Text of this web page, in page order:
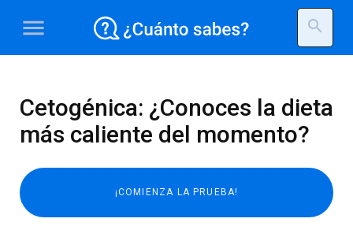
menu search
Cetogénica: ¿Conoces la dieta
más caliente del momento?